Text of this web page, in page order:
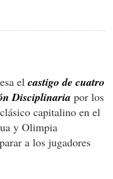
el castigo de cuatro
Disciplinaria por los
capitalino en el
y Olimpia
a los jugadores